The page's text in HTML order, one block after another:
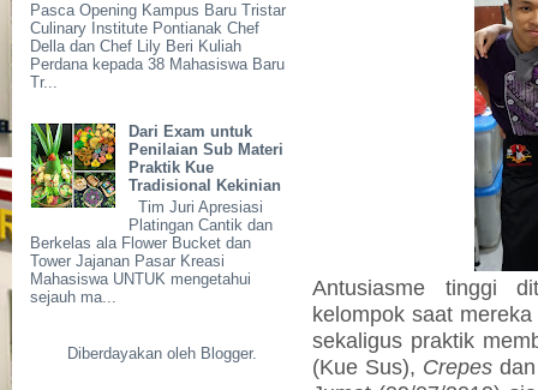
Pasca Opening Kampus Baru Tristar
Culinary Institute Pontianak Chef
Della dan Chef Lily Beri Kuliah
Perdana kepada 38 Mahasiswa Baru
Tr...
Dari Exam untuk
Penilaian Sub Materi
Praktik Kue
Tradisional Kekinian
Tim Juri Apresiasi
Platingan Cantik dan
Berkelas ala Flower Bucket dan
Tower Jajanan Pasar Kreasi
Mahasiswa UNTUK mengetahui
sejauh ma...
Diberdayakan oleh Blogger.
Antusiasme tinggi
kelompok saat
sekaligus praktik
(Kue Sus), Crepes